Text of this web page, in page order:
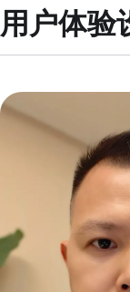
用户体验